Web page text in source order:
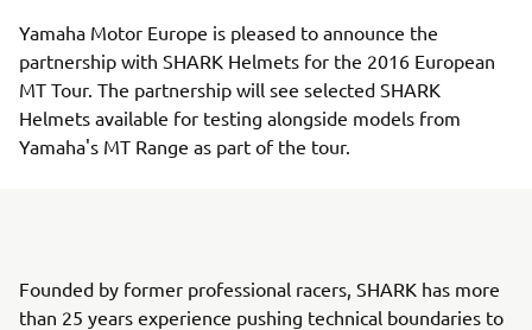
Yamaha Motor Europe is pleased to announce the
partnership with SHARK Helmets for the 2016 European
MT Tour. The partnership will see selected SHARK
Helmets available for testing alongside models from
Yamaha's MT Range as part of the tour.
Founded by former professional racers, SHARK has more
than 25 years experience pushing technical boundaries to